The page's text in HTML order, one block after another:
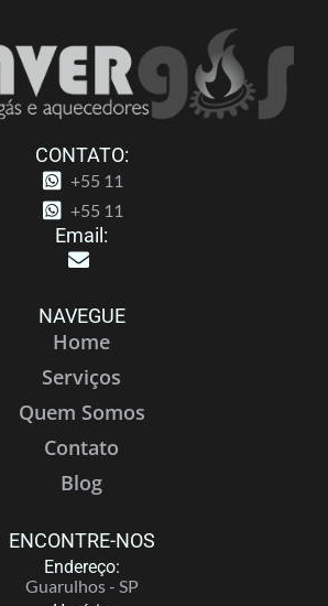
CONTATO:
+55 11
+55 11
Email:
NAVEGUE
Home
Serviços
Quem Somos
Contato
Blog
ENCONTRE-NOS
Endereço:
Guarulhos - SP